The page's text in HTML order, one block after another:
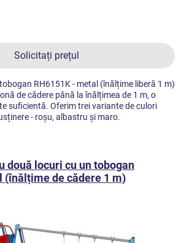
Solicitați prețul
RH6151K - metal (înălțime liberă 1 m)
de cădere până la înălțimea de 1 m, o
suficientă. Oferim trei variante de culori
- roșu, albastru și maro.
două locuri cu un tobogan
(înălțime de cădere 1 m)